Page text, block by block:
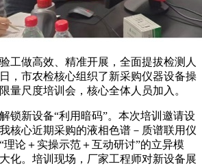
做高效、精准开展，全面提拔检测人
，市农检核心组织了新采购仪器设备操
量尺度培训会，核心全体人员加入。
新设备“利用暗码”。本次培训邀请设
核心近期采购的液相色谱－质谱联用仪
论＋实操示范＋互动研讨”的立异模
化。培训现场，厂家工程师对新设备展